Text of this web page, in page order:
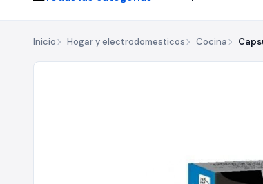
Inicio Hogar y electrodomesticos Cocina